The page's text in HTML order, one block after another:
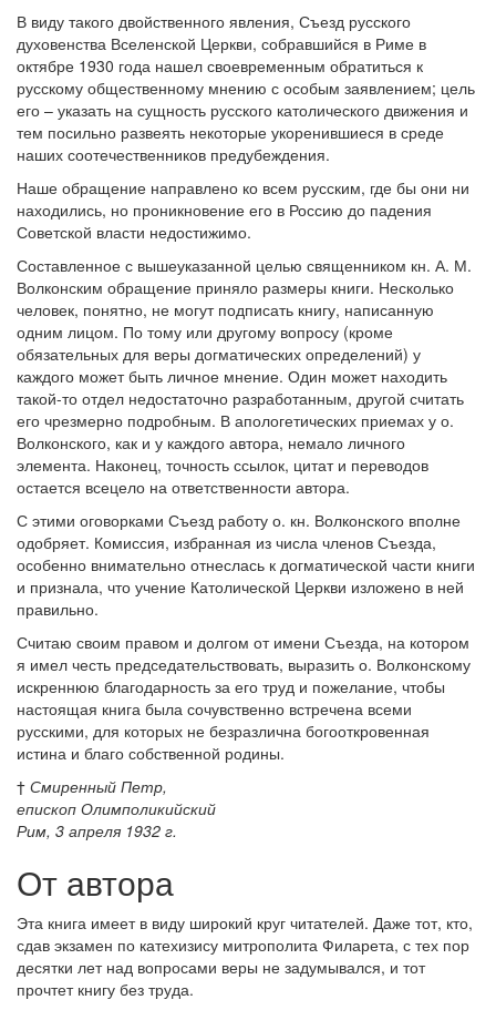
В виду такого двойственного явления, Съезд русского
духовенства Вселенской Церкви, собравшийся в Риме в
октябре 1930 года нашел своевременным обратиться к
русскому общественному мнению с особым заявлением; цель
его – указать на сущность русского католического движения и
тем посильно развеять некоторые укоренившиеся в среде
наших соотечественников предубеждения.
Наше обращение направлено ко всем русским, где бы они ни
находились, но проникновение его в Россию до падения
Советской власти недостижимо.
Составленное с вышеуказанной целью священником кн. А. М.
Волконским обращение приняло размеры книги. Несколько
человек, понятно, не могут подписать книгу, написанную
одним лицом. По тому или другому вопросу (кроме
обязательных для веры догматических определений) у
каждого может быть личное мнение. Один может находить
такой-то отдел недостаточно разработанным, другой считать
его чрезмерно подробным. В апологетических приемах у о.
Волконского, как и у каждого автора, немало личного
элемента. Наконец, точность ссылок, цитат и переводов
остается всецело на ответственности автора.
С этими оговорками Съезд работу о. кн. Волконского вполне
одобряет. Комиссия, избранная из числа членов Съезда,
особенно внимательно отнеслась к догматической части книги
и признала, что учение Католической Церкви изложено в ней
правильно.
Считаю своим правом и долгом от имени Съезда, на котором
я имел честь председательствовать, выразить о. Волконскому
искреннюю благодарность за его труд и пожелание, чтобы
настоящая книга была сочувственно встречена всеми
русскими, для которых не безразлична богооткровенная
истина и благо собственной родины.
† Смиренный Петр,
епископ Олимполикийский
Рим, 3 апреля 1932 г.
От автора
Эта книга имеет в виду широкий круг читателей. Даже тот, кто,
сдав экзамен по катехизису митрополита Филарета, с тех пор
десятки лет над вопросами веры не задумывался, и тот
прочтет книгу без труда.